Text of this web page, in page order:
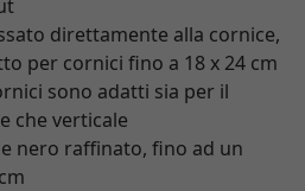
direttamente alla cornice,
per cornici fino a 18 x 24 cm
sono adatti sia per il
che verticale
nero raffinato, fino ad un